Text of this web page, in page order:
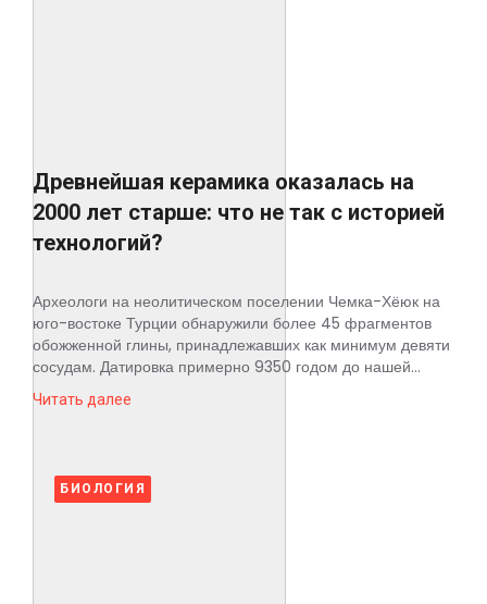
Древнейшая керамика оказалась на
2000 лет старше: что не так с историей
технологий?
Археологи на неолитическом поселении Чемка-Хёюк на
юго-востоке Турции обнаружили более 45 фрагментов
обожженной глины, принадлежавших как минимум девяти
сосудам. Датировка примерно 9350 годом до нашей...
Читать далее
БИОЛОГИЯ